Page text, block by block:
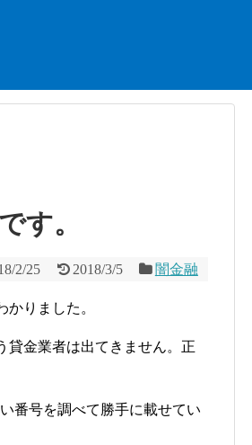
す。
2/25 2018/3/5 闇金融
りました。
貸金業者は出てきません。正
番号を調べて勝手に載せてい